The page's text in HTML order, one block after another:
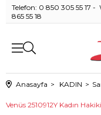
Telefon: 0 850 305 55 17 -
865 55 18
Anasayfa KADIN
Venüs 2510912Y Kadın